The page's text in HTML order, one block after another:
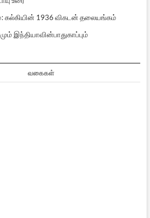
கல்கியின் 1936 விகடன் தலையங்கம்
இந்தியாவின்பாதுகாப்பும்
வகைகள்